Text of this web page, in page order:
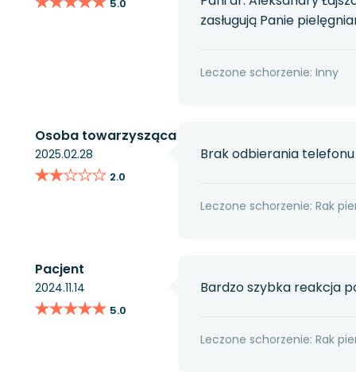
5.0
zasługują Panie
Leczone schorzenie: Inny
Osoba towarzysząca
2025.02.28
★★★★★
★★★★★ 2.0
Brak odbierania
Leczone schorzenie: Rak
Pacjent
2024.11.14
★★★★★
★★★★★ 5.0
Bardzo szybka reakcja
Leczone schorzenie: Rak